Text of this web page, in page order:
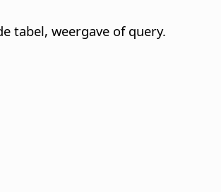
tabel, weergave of query.